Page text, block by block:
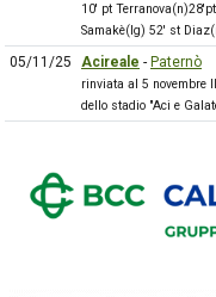
10' pt
Samakè(Ig) 52' st
05/11/25 Acireale - Paternò
rinviata al 5 novembre
dello stadio "Aci e